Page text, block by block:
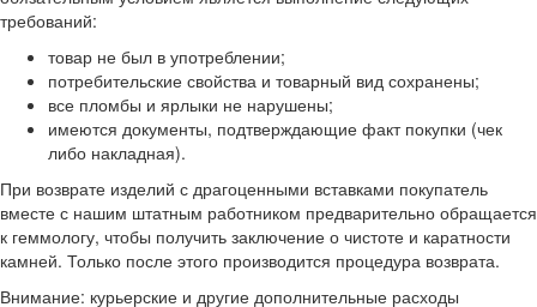
требований:
товар не был в употреблении;
потребительские свойства и товарный вид сохранены;
все пломбы и ярлыки не нарушены;
имеются документы, подтверждающие факт покупки (чек
либо накладная).
При возврате изделий с драгоценными вставками покупатель
вместе с нашим штатным работником предварительно обращается
к геммологу, чтобы получить заключение о чистоте и каратности
камней. Только после этого производится процедура возврата.
Внимание: курьерские и другие дополнительные расходы